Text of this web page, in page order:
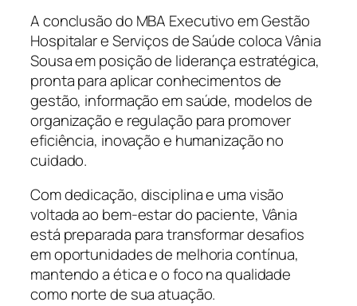
A conclusão do MBA Executivo em Gestão
Hospitalar e Serviços de Saúde coloca Vânia
Sousa em posição de liderança estratégica,
pronta para aplicar conhecimentos de
gestão, informação em saúde, modelos de
organização e regulação para promover
eficiência, inovação e humanização no
cuidado.
Com dedicação, disciplina e uma visão
voltada ao bem-estar do paciente, Vânia
está preparada para transformar desafios
em oportunidades de melhoria contínua,
mantendo a ética e o foco na qualidade
como norte de sua atuação.